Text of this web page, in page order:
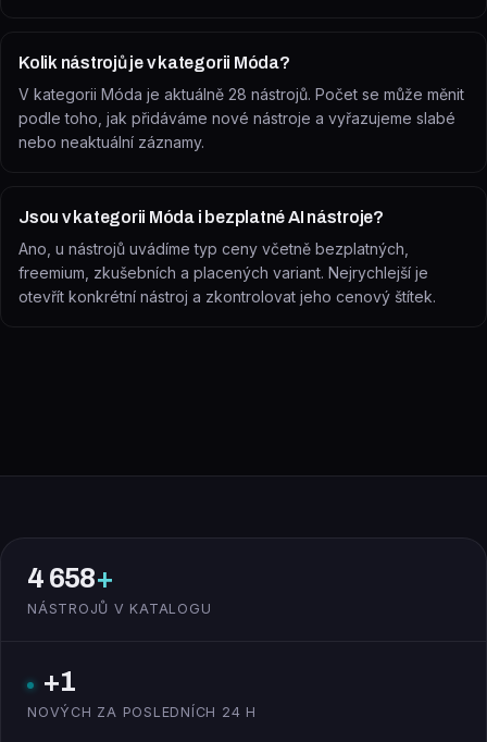
Kolik nástrojů je v kategorii Móda?
V kategorii Móda je aktuálně 28 nástrojů. Počet se může měnit
podle toho, jak přidáváme nové nástroje a vyřazujeme slabé
nebo neaktuální záznamy.
Jsou v kategorii Móda i bezplatné AI nástroje?
Ano, u nástrojů uvádíme typ ceny včetně bezplatných,
freemium, zkušebních a placených variant. Nejrychlejší je
otevřít konkrétní nástroj a zkontrolovat jeho cenový štítek.
4 658+
NÁSTROJŮ V KATALOGU
+1
NOVÝCH ZA POSLEDNÍCH 24 H